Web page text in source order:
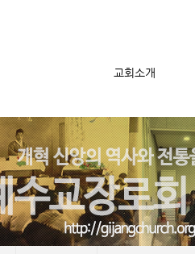
교회소개
메뉴 건너뛰기